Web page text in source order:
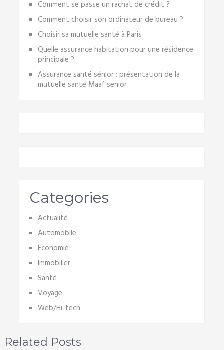
Comment se passe un rachat de crédit ?
Comment choisir son ordinateur de bureau ?
Choisir sa mutuelle santé à Paris
Quelle assurance habitation pour une résidence
principale ?
Assurance santé sénior : présentation de la
mutuelle santé Maaf senior
Categories
Actualité
Automobile
Economie
Immobilier
Santé
Voyage
Web/Hi-tech
Related Posts